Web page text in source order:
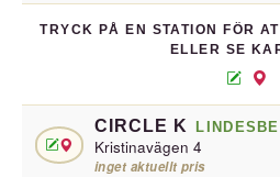
TRYCK PÅ EN STATION FÖR
ELLER SE
CIRCLE K
Kristinavägen 4
inget aktuellt pris